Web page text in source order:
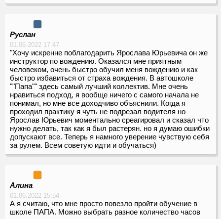
Руслан
01.06.2022 17:47
"Хочу искренне поблагодарить Ярослава Юрьевича он же
инструктор по вождению. Оказался мне приятным
человеком, очень быстро обучил меня вождению и как
быстро избавиться от страха вождения. В автошколе
""Папа"" здесь самый лучший коллектив. Мне очень
нравиться подход, я вообще ничего с самого начала не
понимал, но мне все доходчиво объяснили. Когда я
проходил практику я чуть не подрезал водителя но
Ярослав Юрьевич моментально среагировал и сказал что
нужно делать, так как я был растерян. но я думаю ошибки
допускают все. Теперь я намного уверение чувствую себя
за рулем. Всем советую идти и обучаться)
Алина
01.06.2022 15:54
А я считаю, что мне просто повезло пройти обучение в
школе ПАПА. Можно выбрать разное количество часов